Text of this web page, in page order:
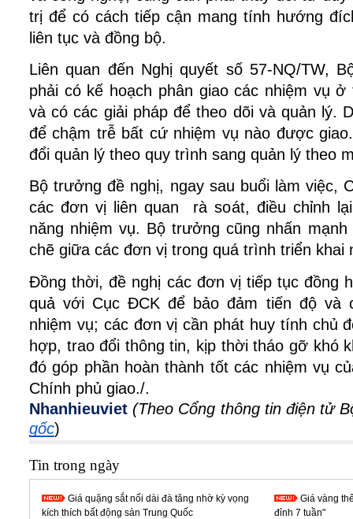
trị để có cách tiếp cận mang tính hướng
liên tục và đồng bộ.
Liên quan đến Nghị quyết số 57-NQ/TW,
phải có kế hoạch phân giao các nhiệm vụ
và có các giải pháp để theo dõi và quản lý.
để chậm trễ bất cứ nhiệm vụ nào được
đổi quản lý theo quy trình sang quản lý theo
Bộ trưởng đề nghị, ngay sau buổi làm việc,
các đơn vị liên quan  rà soát, điều chỉnh
năng nhiệm vụ. Bộ trưởng cũng nhấn
chẽ giữa các đơn vị trong quá trình triển khai
Đồng thời, đề nghị các đơn vị tiếp tục đồng
quả với Cục ĐCK để bảo đảm tiến độ và
nhiệm vụ; các đơn vị cần phát huy tính chủ
hợp, trao đổi thông tin, kịp thời tháo gỡ khó
đó góp phần hoàn thành tốt các nhiệm vụ
Chính phủ giao./.
Nhanhieuviet (Theo Cổng thông tin điện tử
gốc)
Tin trong ngày
Giá quặng sắt nối dài đà tăng nhờ kỳ vọng
kích thích bất động sản Trung Quốc
Giá vàng
đỉnh 7 tuần"